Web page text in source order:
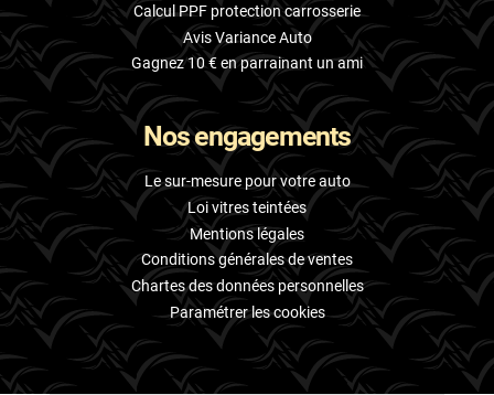
Tata
Tesla
Toyota
Volkswagen
Volvo
Xpeng
Calcul PPF protection carrosserie
Avis Variance Auto
Gagnez 10 € en parrainant un ami
Nos engagements
Le sur-mesure pour votre auto
Loi vitres teintées
Mentions légales
Conditions générales de ventes
Chartes des données personnelles
Paramétrer les cookies